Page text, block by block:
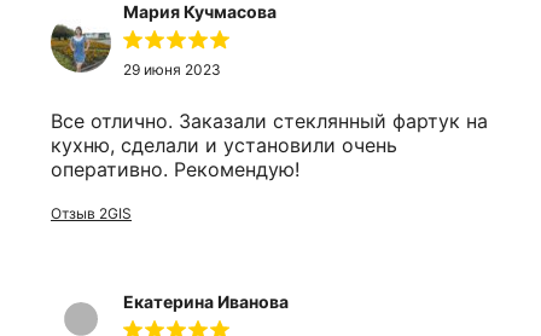
Мария Кучмасова
29 июня 2023
Все отлично. Заказали стеклянный фартук на
кухню, сделали и установили очень
оперативно. Рекомендую!
Отзыв 2GIS
Екатерина Иванова